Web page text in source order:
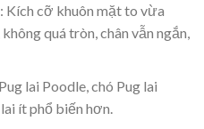
Kích cỡ khuôn mặt to vừa
quá tròn, chân vẫn ngắn,
lai Poodle, chó Pug lai
ít phổ biến hơn.